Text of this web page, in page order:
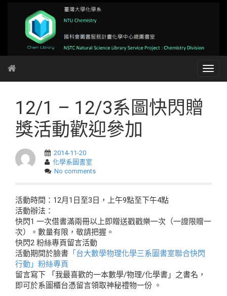
12/1 – 12/3系圖快閃贈
獎活動歡迎參加
2014-11-20
化學系圖書室
No comments
活動時間：12月1日至3日，上午9點至下午4點
活動辦法：
快閃1 一次借書滿兩冊以上即贈送戳戳樂一次（一證限贈一
次）。數量有限，敬請把握。
快閃2 粉絲專頁留言活動
活動期間於臉書 「台大數學物理化學三系圖書室聯合快閃
行動」粉絲專頁
留言寫下 「我最喜歡的一本數學/物理/化學書」之書名，
即可於系圖櫃台憑留言領取神秘禮物一份 。